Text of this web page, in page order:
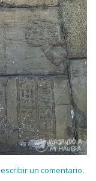
escribir un comentario.